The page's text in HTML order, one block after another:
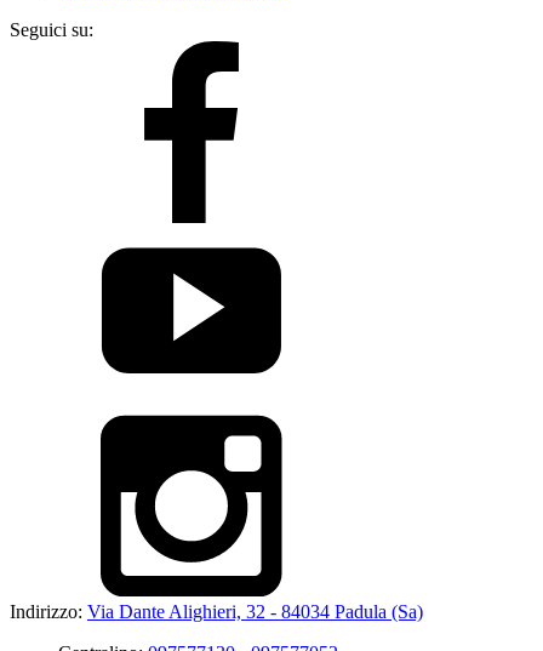
Seguici su:
Indirizzo: Via Dante Alighieri, 32 - 84034 Padula (Sa)